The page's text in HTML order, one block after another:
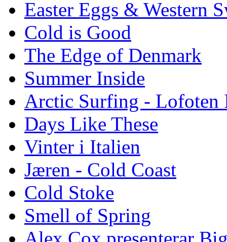
Easter Eggs & Western
Cold is Good
The Edge of Denmark
Summer Inside
Arctic Surfing - Lofoten
Days Like These
Vinter i Italien
Jæren - Cold Coast
Cold Stoke
Smell of Spring